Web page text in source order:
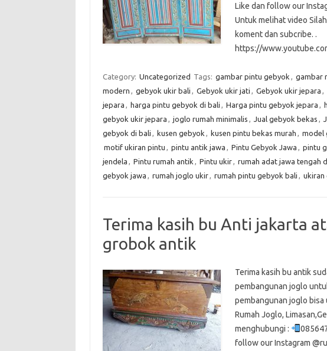
Like dan follow our
Untuk melihat video
koment dan subcribe. .
https://
Category: Uncategorized Tags: gambar pintu gebyok , gambar
modern , gebyok ukir bali , Gebyok ukir jati , Gebyok ukir jepara ,
jepara , harga pintu gebyok di bali , Harga pintu gebyok jepara ,
gebyok ukir jepara , joglo rumah minimalis , Jual gebyok bekas ,
gebyok di bali , kusen gebyok , kusen pintu bekas murah , model
motif ukiran pintu , pintu antik jawa , Pintu Gebyok Jawa , pintu
jendela , Pintu rumah antik , Pintu ukir, rumah adat jawa tengah
gebyok jawa , rumah joglo ukir, rumah pintu gebyok bali , ukiran
Terima kasih bu Anti jakarta
grobok antik
Terima kasih bu antik
pembangunan joglo
pembangunan joglo bisa
Rumah Joglo,
menghubungi :
follow our Instagram